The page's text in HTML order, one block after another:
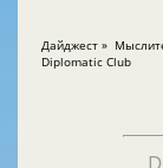
Дайджест »
Diplomatic Club